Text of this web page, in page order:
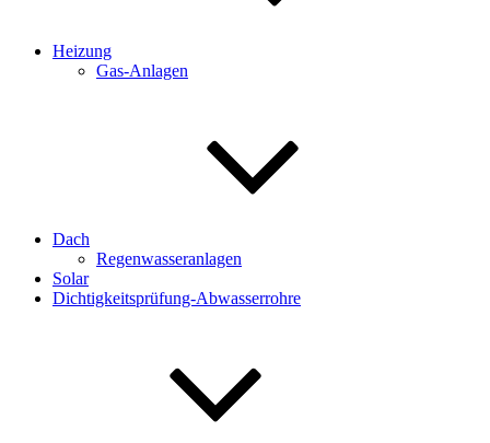
Heizung
Gas-Anlagen
Dach
Regenwasseranlagen
Solar
Dichtigkeitsprüfung-Abwasserrohre